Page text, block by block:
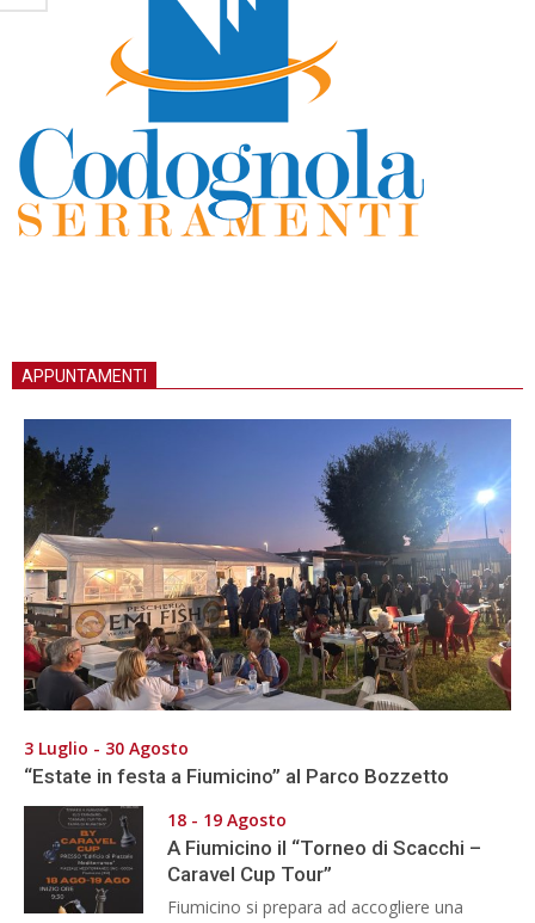
APPUNTAMENTI
3 Luglio - 30 Agosto
“Estate in festa a Fiumicino” al Parco Bozzetto
18 - 19 Agosto
A Fiumicino il “Torneo di Scacchi –
Caravel Cup Tour”
Fiumicino si prepara ad accogliere una